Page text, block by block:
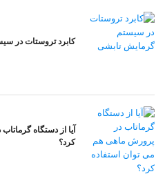
کابرد تروستات در
آیا از دستگاه
کرد؟